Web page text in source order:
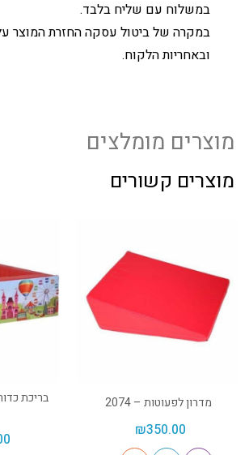
במשלוח עם שליח בלבד.
במקרה של ביטול עסקה החזרת המוצר
ובאחריות הלקוח.
מוצרים מומלצים
מוצרים קשורים
מדרון לפעוטות – 2074
₪350.00